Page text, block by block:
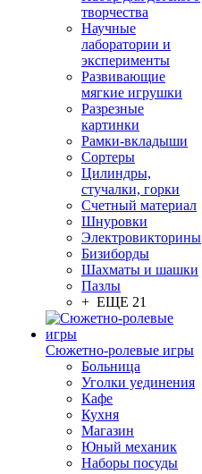
творчества
Научные
лаборатории и
эксперименты
Развивающие
мягкие игрушки
Разрезные
картинки
Рамки-вкладыши
Сортеры
Цилиндры,
стучалки, горки
Счетный материал
Шнуровки
Электровикторины
Бизиборды
Шахматы и шашки
Пазлы
+ ЕЩЕ 21
Сюжетно-ролевые игры
Больница
Уголки уединения
Кафе
Кухня
Магазин
Юный механик
Наборы посуды